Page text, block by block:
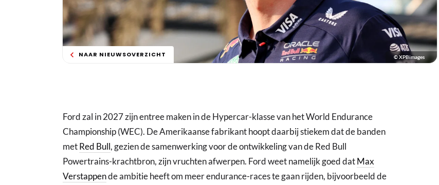
NAAR NIEUWSOVERZICHT © XPBimages
Ford zal in 2027 zijn entree maken in de Hypercar-klasse van het World Endurance
Championship (WEC). De Amerikaanse fabrikant hoopt daarbij stiekem dat de banden
metRed Bull, gezien de samenwerking voor de ontwikkeling van de Red Bull
Powertrains-krachtbron, zijn vruchten afwerpen. Ford weet namelijk goed datMax
Verstappende ambitie heeft om meer endurance-races te gaan rijden, bijvoorbeeld de